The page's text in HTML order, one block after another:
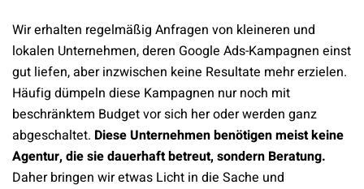
Wir erhalten regelmäßig Anfragen von kleineren und
lokalen Unternehmen, deren Google Ads-Kampagnen einst
gut liefen, aber inzwischen keine Resultate mehr erzielen.
Häufig dümpeln diese Kampagnen nur noch mit
beschränktem Budget vor sich her oder werden ganz
abgeschaltet. Diese Unternehmen benötigen meist keine
Agentur, die sie dauerhaft betreut, sondern Beratung.
Daher bringen wir etwas Licht in die Sache und